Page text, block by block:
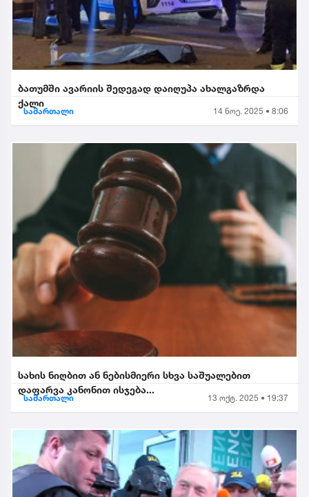
ბათუმში ავარიის შედეგად დაიღუპა ახალგაზრდა
ქალი
სამართალი 14 ნოე. 2025 • 8:06
სახის ნიღბით ან ნებისმიერი სხვა საშუალებით
დაფარვა კანონით ისჯება...
სამართალი 13 ოქტ. 2025 • 19:37